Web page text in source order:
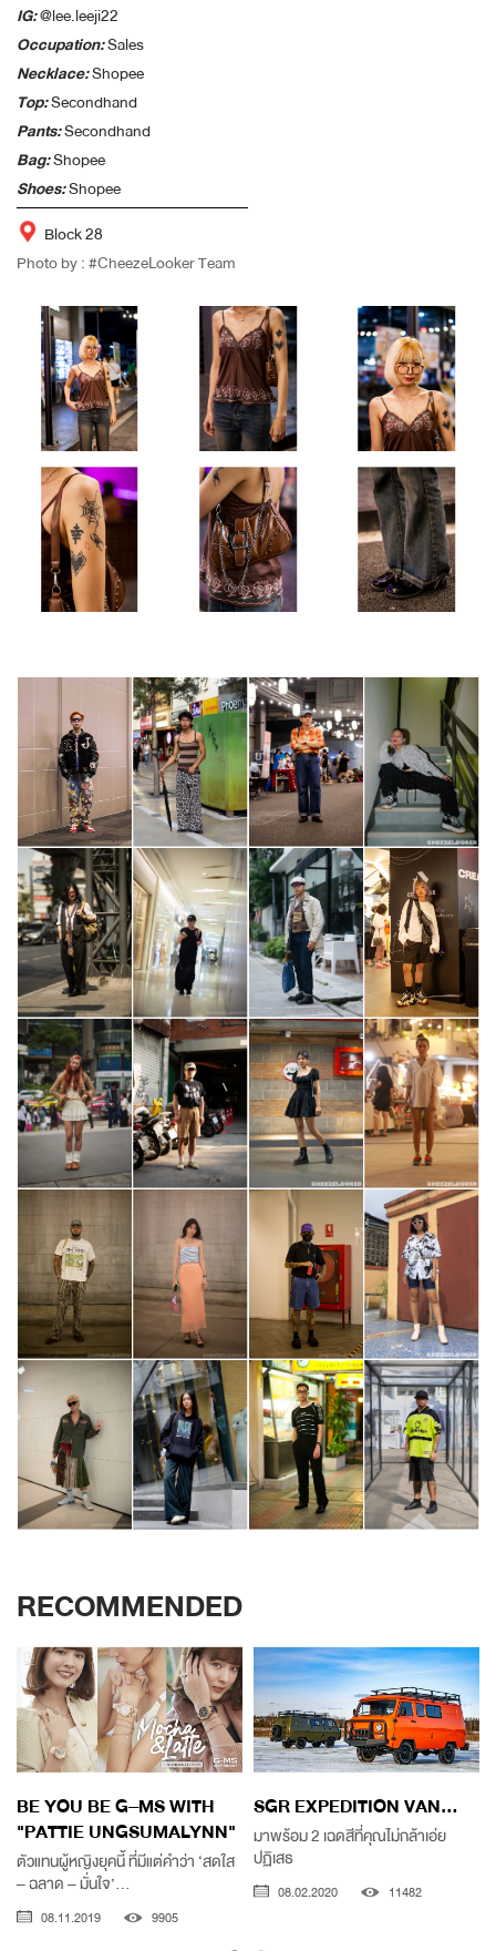
IG:@lee.leeji22
Occupation:Sales
Necklace:Shopee
Top:Secondhand
Pants:Secondhand
Bag:Shopee
Shoes:Shopee
Block 28
Photo by : #CheezeLooker Team
RECOMMENDED
BE YOU BE G–MS WITH
"PATTIE UNGSUMALYNN"
ตัวแทนผู้หญิงยุคนี้ ที่มีแต่คำว่า ‘สดใส
– ฉลาด – มั่นใจ’...
08.11.2019 9905
SGR EXPEDITION VAN...
มาพร้อม 2 เฉดสีที่คุณไม่กล้าเอ่ย
ปฏิเสธ
08.02.2020 11482